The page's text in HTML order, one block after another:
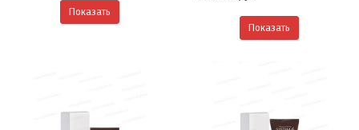
Показать
Показать